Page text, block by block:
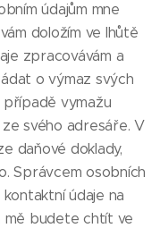
údajům mne
doložím ve lhůtě
zpracovávám a
o výmaz svých
případě vymažu
svého adresáře. V
daňové doklady,
Správcem osobních
kontaktní údaje na
mě budete chtít ve